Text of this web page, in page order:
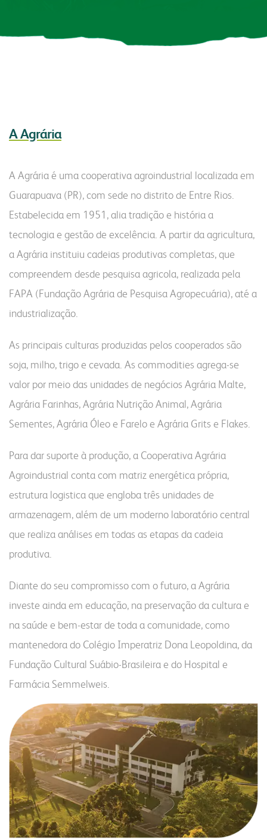
laboratório
relatório anual
esporte e lazer
nossa conduta
vídeo nossa conduta
código de conduta
canal de conduta
fornecedores
responsabilidade social
autoavaliação
serviços e sistemas
webmail:
groupwise
outlook
portal do cooperado
assistência técnica
portal do colaborador
fapa radar
notícias fale conosco
materiais portal da privacidade colaborador
cooperado trabalhe conosco voltar para inicial
produtos
receitas
do campo ao copo
biblioteca digital
vídeos
contatos comerciais
certificações
transportes
contatos
farinhas
uso profissional
uso doméstico
laudos
portfólio digital
portfólio resumido
grits e flakes
produtos
laudos
contatos
bms
A Agrária
A Agrária é uma cooperativa agroindustrial localizada em
Guarapuava (PR), com sede no distrito de Entre Rios.
Estabelecida em 1951, alia tradição e história a
tecnologia e gestão de excelência. A partir da agricultura,
a Agrária instituiu cadeias produtivas completas, que
compreendem desde pesquisa agricola, realizada pela
FAPA (Fundação Agrária de Pesquisa Agropecuária), até a
industrialização.
As principais culturas produzidas pelos cooperados são
soja, milho, trigo e cevada. As commodities agrega-se
valor por meio das unidades de negócios Agrária Malte,
Agrária Farinhas, Agrária Nutrição Animal, Agrária
Sementes, Agrária Óleo e Farelo e Agrária Grits e Flakes.
Para dar suporte à produção, a Cooperativa Agrária
Agroindustrial conta com matriz energética própria,
estrutura logistica que engloba três unidades de
armazenagem, além de um moderno laboratório central
que realiza análises em todas as etapas da cadeia
produtiva.
Diante do seu compromisso com o futuro, a Agrária
investe ainda em educação, na preservação da cultura e
na saúde e bem-estar de toda a comunidade, como
mantenedora do Colégio Imperatriz Dona Leopoldina, da
Fundação Cultural Suábio-Brasileira e do Hospital e
Farmácia Semmelweis.